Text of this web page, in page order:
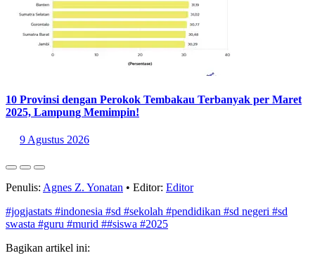
10 Provinsi dengan Perokok Tembakau Terbanyak per Maret
2025, Lampung Memimpin!
9 Agustus 2026
Penulis: Agnes Z. Yonatan • Editor: Editor
#jogjastats #indonesia #sd #sekolah #pendidikan #sd negeri #sd
swasta #guru #murid ##siswa #2025
Bagikan artikel ini: